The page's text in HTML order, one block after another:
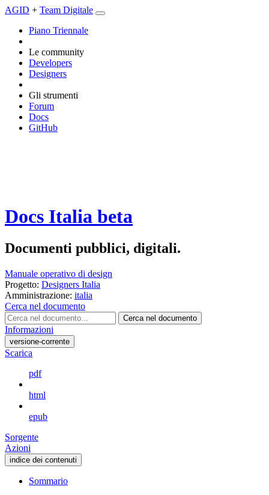
AGID + Team Digitale
Piano Triennale
Le community
Developers
Designers
Gli strumenti
Forum
Docs
GitHub
Docs Italia beta
Documenti pubblici, digitali.
Manuale operativo di design
Progetto: Designers Italia
Amministrazione: italia
Cerca nel documento
Cerca nel documento
Informazioni
versione-corrente
Scarica
pdf
html
epub
Sorgente
Azioni
indice dei contenuti
Sommario